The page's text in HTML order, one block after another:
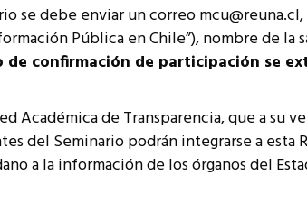
se debe enviar un correo
Pública en Chile”), nombre de la
de confirmación de participación se
Académica de Transparencia, que a su
del Seminario podrán integrarse a
a la información de los órganos del